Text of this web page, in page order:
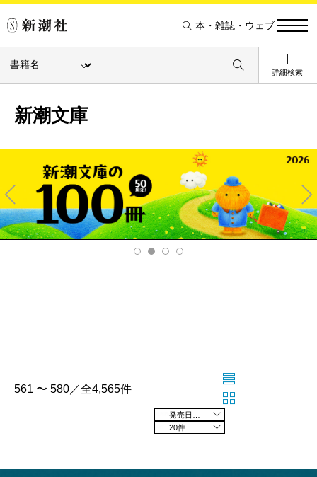
本・雑誌・ウェブ
詳細検索
新潮文庫
Pre
v
Ne
xt
561 〜 580／全4,565件
20件